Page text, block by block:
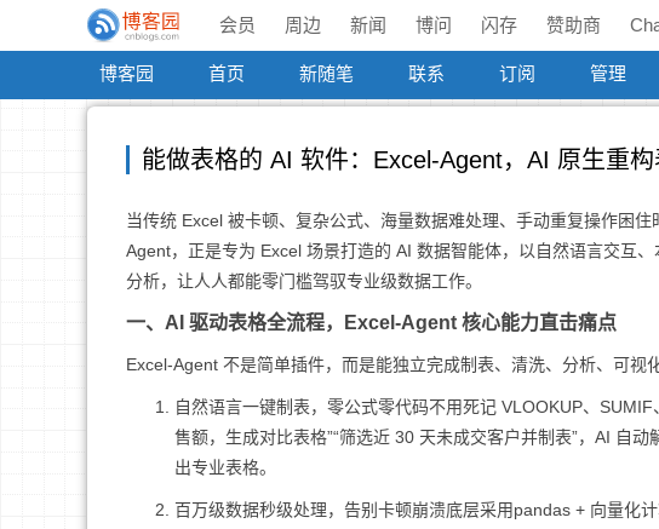
会员 周边 新闻 博问 闪存 赞助商
博客园 首页 新随笔 联系 订阅 管理
能做表格的 AI 软件：Excel-Agent，AI 原生重
当传统 Excel 被卡顿、复杂公式、海量数据难处理、手动重复操作困
Agent，正是专为 Excel 场景打造的 AI 数据智能体，以自然语言交互
分析，让人人都能零门槛驾驭专业级数据工作。
一、AI 驱动表格全流程，Excel-Agent 核心能力直击痛点
Excel-Agent 不是简单插件，而是能独立完成制表、清洗、分析、可视
自然语言一键制表，零公式零代码不用死记 VLOOKUP、
售额，生成对比表格”“筛选近 30 天未成交客户并制表”，AI 自
出专业表格。
百万级数据秒级处理，告别卡顿崩溃底层采用pandas + 向量化